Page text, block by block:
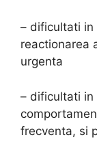
– dificultati in
reactionarea
urgenta
– dificultati in
frecventa, si